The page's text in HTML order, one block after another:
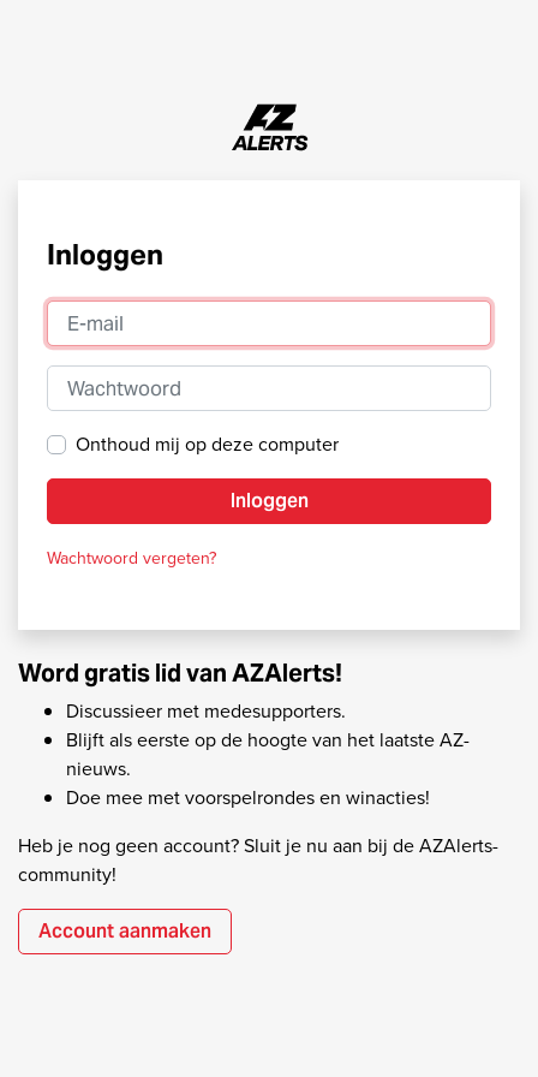
Inloggen
E-mail
Wachtwoord
Onthoud mij op deze computer
Inloggen
Wachtwoord vergeten?
Word gratis lid van AZAlerts!
Discussieer met medesupporters.
Blijft als eerste op de hoogte van het laatste AZ-
nieuws.
Doe mee met voorspelrondes en winacties!
Heb je nog geen account? Sluit je nu aan bij de AZAlerts-
community!
Account aanmaken